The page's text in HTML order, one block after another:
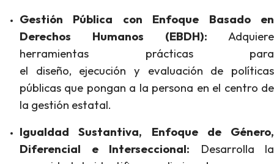
Gestión Pública con Enfoque Basado en
Derechos Humanos (EBDH): Adquiere
herramientas prácticas para
el diseño, ejecución y evaluación de políticas
públicas que pongan a la persona en el centro de
la gestión estatal.
Igualdad Sustantiva, Enfoque de Género,
Diferencial e Interseccional: Desarrolla la